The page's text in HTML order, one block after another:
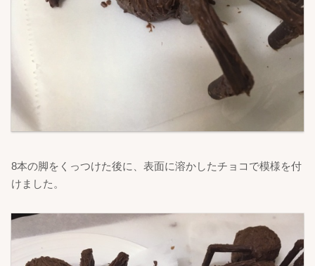
8本の脚をくっつけた後に、表面に溶かしたチョコで模様を付
けました。